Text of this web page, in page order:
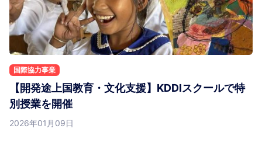
国際協力事業
【開発途上国教育・文化支援】KDDIスクールで特
別授業を開催
2026年01月09日